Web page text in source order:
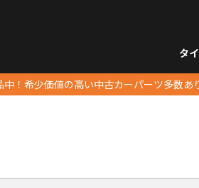
タ
中！希少価値の高い中古カーパーツ多数あ